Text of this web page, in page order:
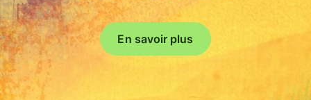
En savoir plus